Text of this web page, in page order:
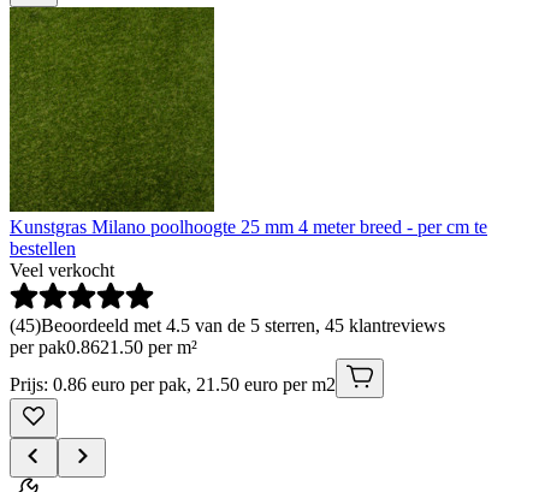
Kunstgras Milano poolhoogte 25 mm 4 meter breed - per cm te
bestellen
Veel verkocht
(45)Beoordeeld met 4.5 van de 5 sterren, 45 klantreviews
per pak0.8621.50 per m²
Prijs: 0.86 euro per pak, 21.50 euro per m2